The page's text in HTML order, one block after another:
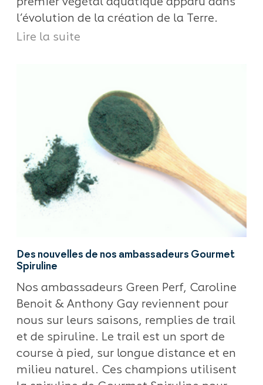
premier végétal aquatique apparu dans
l’évolution de la création de la Terre.
Lire la suite
Des nouvelles de nos ambassadeurs Gourmet
Spiruline
Nos ambassadeurs Green Perf, Caroline
Benoit & Anthony Gay reviennent pour
nous sur leurs saisons, remplies de trail
et de spiruline. Le trail est un sport de
course à pied, sur longue distance et en
milieu naturel. Ces champions utilisent